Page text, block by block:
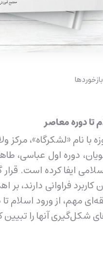
بازخوردها
تا دوره معاصر
با نام «لشکرگاه»،
دوره اول عباسی،
ایفا کرده است.
فراوانی دارند،
مهم، از ورود
شکل‌گیری آنها را تبیین